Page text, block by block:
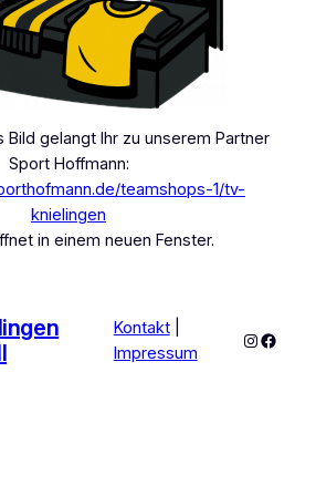
Bild gelangt Ihr zu unserem Partner
Sport Hoffmann:
teamshops-1/tv-
knielingen
in einem neuen Fenster.
Kontakt|
Impressum